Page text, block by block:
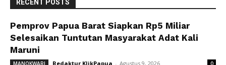
RECENT POSTS
Pemprov Papua Barat Siapkan Rp5 Miliar
Selesaikan Tuntutan Masyarakat Adat Kali
Maruni
MANOKWARI Redaktur KlikPapua - Agustus 9, 2026 0